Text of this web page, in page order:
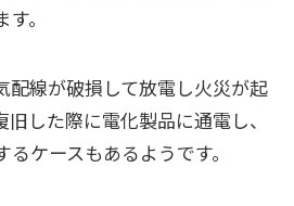
。
配線が破損して放電し火災が起
した際に電化製品に通電し、
ケースもあるようです。